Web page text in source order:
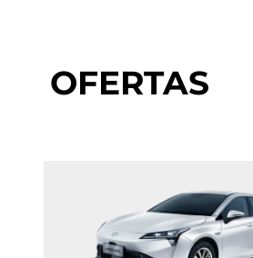
OFERTAS